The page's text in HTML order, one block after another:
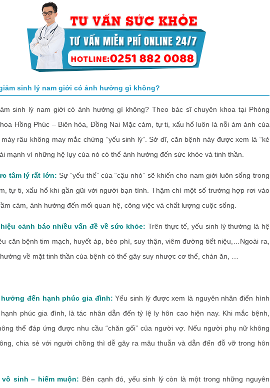
sinh lý nam giới có ảnh hưởng gì không?
sinh lý nam giới có ảnh hưởng gì không? Theo bác sĩ chuyên khoa tại Phòng
Hồng Phúc – Biên hòa, Đồng Nai Mặc cảm, tự ti, xấu hổ luôn là nỗi ám ảnh của
râu không may mắc chứng “yếu sinh lý”. Sở dĩ, căn bệnh này được xem là “kẻ
mạnh vì những hệ lụy của nó có thể ảnh hưởng đến sức khỏe và tinh thần.
tâm lý rất lớn: Sự “yếu thế” của “cậu nhỏ” sẽ khiến cho nam giới luôn sống trong
tự ti, xấu hổ khi gần gũi với người bạn tình. Thậm chí một số trường hợp rơi vào
cảm, ảnh hưởng đến mối quan hệ, công việc và chất lượng cuộc sống.
cảnh báo nhiều vấn đề về sức khỏe: Trên thực tế, yếu sinh lý thường là hệ
căn bệnh tim mạch, huyết áp, béo phì, suy thận, viêm đường tiết niệu,…Ngoài ra,
về mặt tinh thần của bệnh có thể gây suy nhược cơ thể, chán ăn, …
hưởng đến hạnh phúc gia đình:Yếu sinh lý được xem là nguyên nhân điển hình
phúc gia đình, là tác nhân dẫn đến tỷ lệ ly hôn cao hiện nay. Khi mắc bệnh,
thể đáp ứng được nhu cầu “chăn gối” của người vợ. Nếu người phụ nữ không
chia sẻ với người chồng thì dễ gây ra mâu thuẫn và dẫn đến đỗ vỡ trong hôn
sinh – hiếm muộn: Bên cạnh đó, yếu sinh lý còn là một trong những nguyên